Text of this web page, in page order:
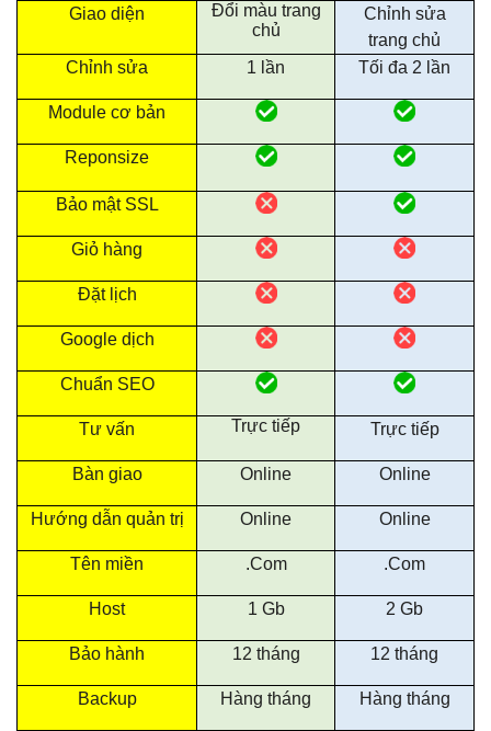
Giao diện
Đổi màu trang
chủ
Chỉnh sửa
trang chủ
Chỉnh sửa
1 lần Tối đa 2 lần
Module cơ bản
Reponsize
Bảo mật SSL
Giỏ hàng
Đặt lịch
Google dịch
Chuẩn SEO
Tư vấn Trực tiếp Trực tiếp
Bàn giao Online Online
Hướng dẫn quản trị Online Online
Tên miền .Com .Com
Host 1 Gb 2 Gb
Bảo hành 12 tháng 12 tháng
Backup Hàng tháng Hàng tháng